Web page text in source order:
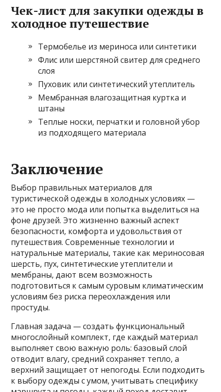
Чек-лист для закупки одежды в
холодное путешествие
Термобелье из мериноса или синтетики
Флис или шерстяной свитер для среднего
слоя
Пуховик или синтетический утеплитель
Мембранная влагозащитная куртка и
штаны
Теплые носки, перчатки и головной убор
из подходящего материала
Заключение
Выбор правильных материалов для
туристической одежды в холодных условиях —
это не просто мода или попытка выделиться на
фоне друзей. Это жизненно важный аспект
безопасности, комфорта и удовольствия от
путешествия. Современные технологии и
натуральные материалы, такие как мериносовая
шерсть, пух, синтетические утеплители и
мембраны, дают всем возможность
подготовиться к самым суровым климатическим
условиям без риска переохлаждения или
простуды.
Главная задача — создать функциональный
многослойный комплект, где каждый материал
выполняет свою важную роль: базовый слой
отводит влагу, средний сохраняет тепло, а
верхний защищает от непогоды. Если подходить
к выбору одежды с умом, учитывать специфику